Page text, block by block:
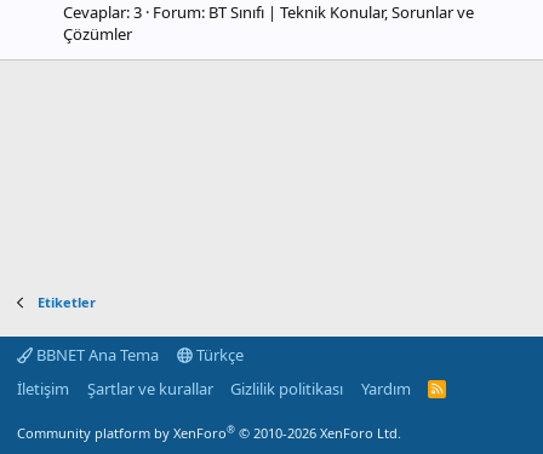
Cevaplar: 3 Forum: BT Sınıfı | Teknik Konular, Sorunlar ve
Çözümler
Etiketler
BBNET Ana Tema
Türkçe
İletişim
Şartlar ve kurallar Gizlilik politikası Yardım
R
Community platform by XenForo® © 2010-2026 XenForo Ltd.